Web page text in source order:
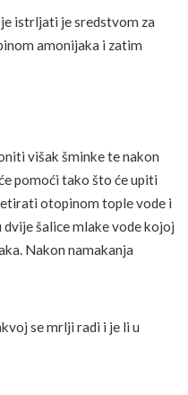
istrljati je sredstvom za
amonijaka i zatim
višak šminke te nakon
pomoći tako što će upiti
otopinom tople vode i
dvije šalice mlake vode kojoj
Nakon namakanja
se mrlji radi i je li u